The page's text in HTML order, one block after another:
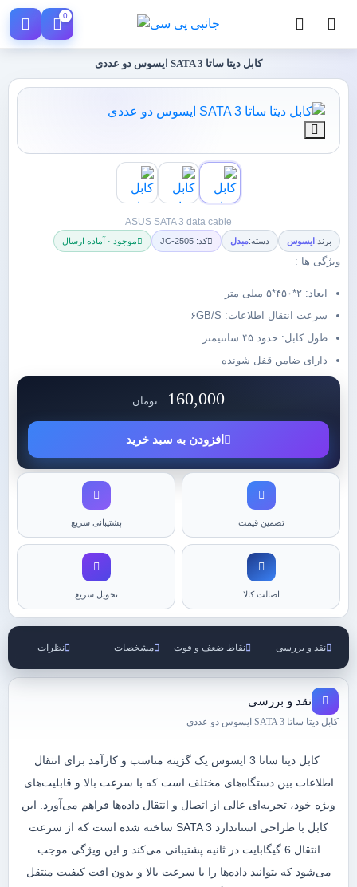
0
کابل دیتا ساتا SATA 3 ایسوس دو عددی
ASUS SATA 3 data cable
برند:ایسوس دسته:مبدل کد: JC-2505 موجود · آماده ارسال
ویژگی ها :
ابعاد: ۲*۴۵۰*۵ میلی متر
سرعت انتقال اطلاعات: ۶GB/S
طول کابل: حدود ۴۵ سانتیمتر
دارای ضامن قفل شونده
160,000 تومان
افزودن به سبد خرید
تضمین قیمت پشتیبانی سریع
اصالت کالا تحویل سریع
نقد و بررسی نقاط ضعف و قوت مشخصات نظرات
نقد و بررسی
کابل دیتا ساتا SATA 3 ایسوس دو عددی
کابل دیتا ساتا 3 ایسوس یک گزینه مناسب و کارآمد برای انتقال
اطلاعات بین دستگاه‌های مختلف است که با سرعت بالا و قابلیت‌های
ویژه خود، تجربه‌ای عالی از اتصال و انتقال داده‌ها فراهم می‌آورد. این
کابل با طراحی استاندارد SATA 3 ساخته شده است که از سرعت
انتقال 6 گیگابایت در ثانیه پشتیبانی می‌کند و این ویژگی موجب
می‌شود که بتوانید داده‌ها را با سرعت بالا و بدون افت کیفیت منتقل